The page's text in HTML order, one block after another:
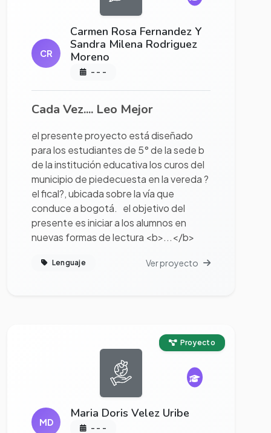
CR
Carmen Rosa Fernandez Y
Sandra Milena Rodriguez
Moreno
- - -
Cada Vez.... Leo Mejor
el presente proyecto está diseñado
para los estudiantes de 5° de la sede b
de la institución educativa los curos del
municipio de piedecuesta en la vereda ?
el fical?, ubicada sobre la vía que
conduce a bogotá. el objetivo del
presente es iniciar a los alumnos en
nuevas formas de lectura <b>...</b>
Lenguaje Ver proyecto
Proyecto
MD
Maria Doris Velez Uribe
- - -